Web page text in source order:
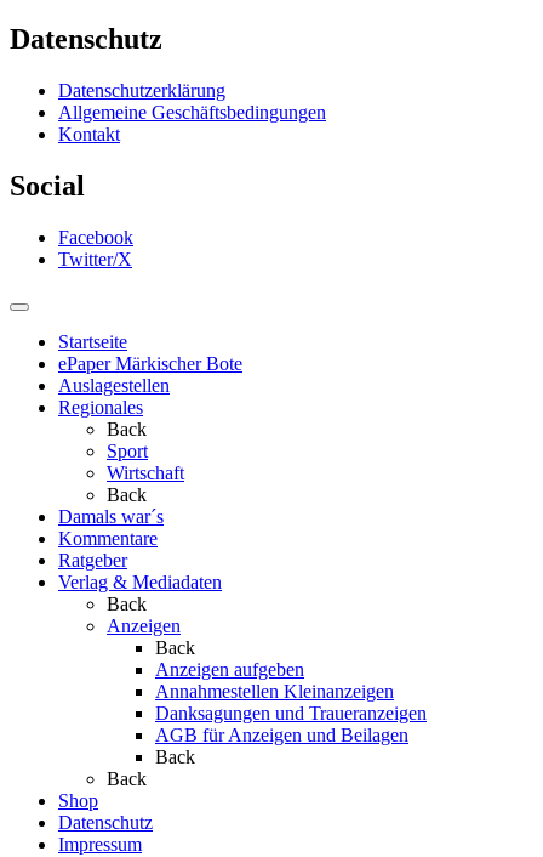
Datenschutz
Datenschutzerklärung
Allgemeine Geschäftsbedingungen
Kontakt
Social
Facebook
Twitter/X
Startseite
ePaper Märkischer Bote
Auslagestellen
Regionales
Back
Sport
Wirtschaft
Back
Damals war´s
Kommentare
Ratgeber
Verlag & Mediadaten
Back
Anzeigen
Back
Anzeigen aufgeben
Annahmestellen Kleinanzeigen
Danksagungen und Traueranzeigen
AGB für Anzeigen und Beilagen
Back
Back
Shop
Datenschutz
Impressum